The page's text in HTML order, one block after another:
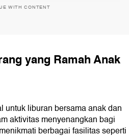
WITH CONTENT
yang Ramah Anak
untuk liburan bersama anak dan
aktivitas menyenangkan bagi
berbagai fasilitas seperti